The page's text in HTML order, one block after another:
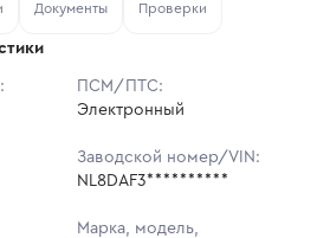
Открытые торги
32 576 ₽
не найдено
в аукционах
Документы Проверки
ПСМ/ПТС:
Электронный
Заводской номер/VIN:
NL8DAF3**********
Марка, модель,